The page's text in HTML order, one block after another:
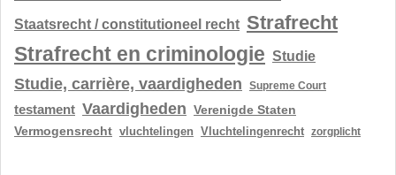
Staatsrecht / constitutioneel recht Strafrecht
Strafrecht en criminologie Studie
Studie, carrière, vaardigheden Supreme Court
testament Vaardigheden Verenigde Staten
Vermogensrecht vluchtelingen Vluchtelingenrecht zorgplicht